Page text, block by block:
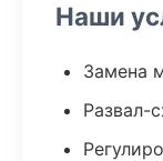
Наши
Замена
Развал-